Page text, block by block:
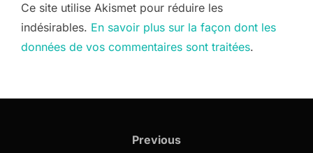
Ce site utilise Akismet pour réduire les
indésirables. En savoir plus sur la façon dont les
données de vos commentaires sont traitées.
Previous
Previous